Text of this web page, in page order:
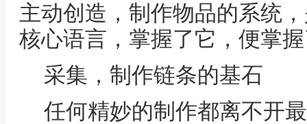
主动创造，制作物品的系统
核心语言，掌握了它，便掌
采集，制作链条的基石
任何精妙的制作都离不开